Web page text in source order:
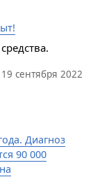
19 сентября 2022
Диагноз
90 000